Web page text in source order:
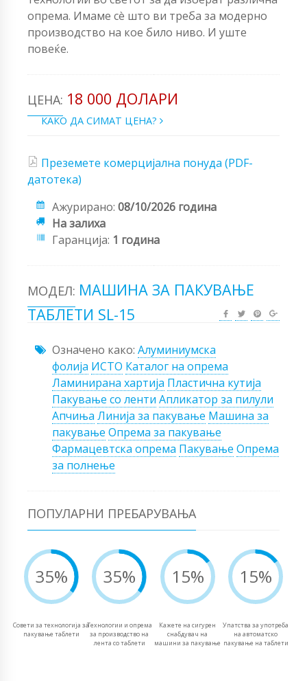
опрема. Имаме сè што ви треба за модерно
производство на кое било ниво. И уште
повеќе.
ЦЕНА: 18 000 ДОЛАРИ
КАКО ДА СИМАТ ЦЕНА?
Преземете комерцијална понуда (PDF-
датотека)
Ажурирано: 08/10/2026 година
На залиха
Гаранција: 1 година
МОДЕЛ: МАШИНА ЗА ПАКУВАЊЕ
ТАБЛЕТИ SL-15
Означено како: Алуминиумска
фолија ИСТО Каталог на опрема
Ламинирана хартија Пластична кутија
Пакување со ленти Апликатор за пилули
Апчиња Линија за пакување Машина за
пакување Опрема за пакување
Фармацевтска опрема Пакување Опрема
за полнење
ПОПУЛАРНИ ПРЕБАРУВАЊА
35%
Совети за технологија за
пакување таблети
35%
Технологии и опрема
за производство на
лента со таблети
15%
Кажете на сигурен
снабдувач на
машини за пакување
15%
Упатства за употреба
на автоматско
пакување на таблети